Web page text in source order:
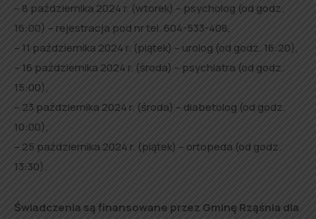
– 8 października 2024 r. (wtorek) – psycholog (od godz.
16:00) – rejestracja pod nr tel. 604-533-408,
– 11 października 2024 r. (piątek) – urolog (od godz. 16:20),
– 16 października 2024 r. (środa) – psychiatra (od godz.
15:00),
– 23 października 2024 r. (środa) – diabetolog (od godz.
10:00),
– 25 października 2024 r. (piątek) – ortopeda (od godz.
13:30).
Świadczenia są finansowane przez Gminę Rząśnia dla